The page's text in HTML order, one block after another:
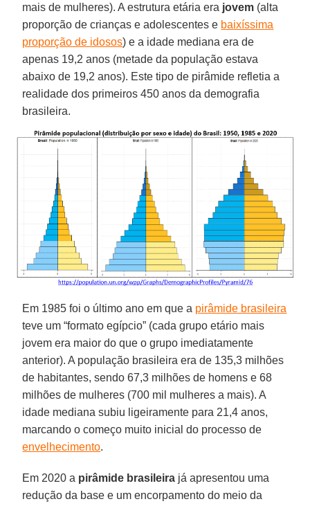
mais de mulheres). A estrutura etária era jovem (alta
proporção de crianças e adolescentes e baixíssima
proporção de idosos) e a idade mediana era de
apenas 19,2 anos (metade da população estava
abaixo de 19,2 anos). Este tipo de pirâmide refletia a
realidade dos primeiros 450 anos da demografia
brasileira.
Em 1985 foi o último ano em que a pirâmide brasileira
teve um “formato egípcio” (cada grupo etário mais
jovem era maior do que o grupo imediatamente
anterior). A população brasileira era de 135,3 milhões
de habitantes, sendo 67,3 milhões de homens e 68
milhões de mulheres (700 mil mulheres a mais). A
idade mediana subiu ligeiramente para 21,4 anos,
marcando o começo muito inicial do processo de
envelhecimento.
Em 2020 a pirâmide brasileira já apresentou uma
redução da base e um encorpamento do meio da